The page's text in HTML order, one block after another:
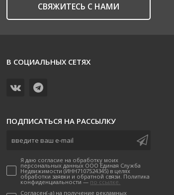
CВЯЖИТЕСЬ С НАМИ
В СОЦИАЛЬНЫХ СЕТЯХ
ПОДПИСАТЬСЯ НА РАССЫЛКУ
Я даю согласие на обработку моих
персональных данных ООО Единая Служба
Недвижимости (ИНН7107524345) в целях
обработки заявки и обратной связи. Политика
конфиденциальности — по ссылке.
Согласен(-а) на получение рекламных